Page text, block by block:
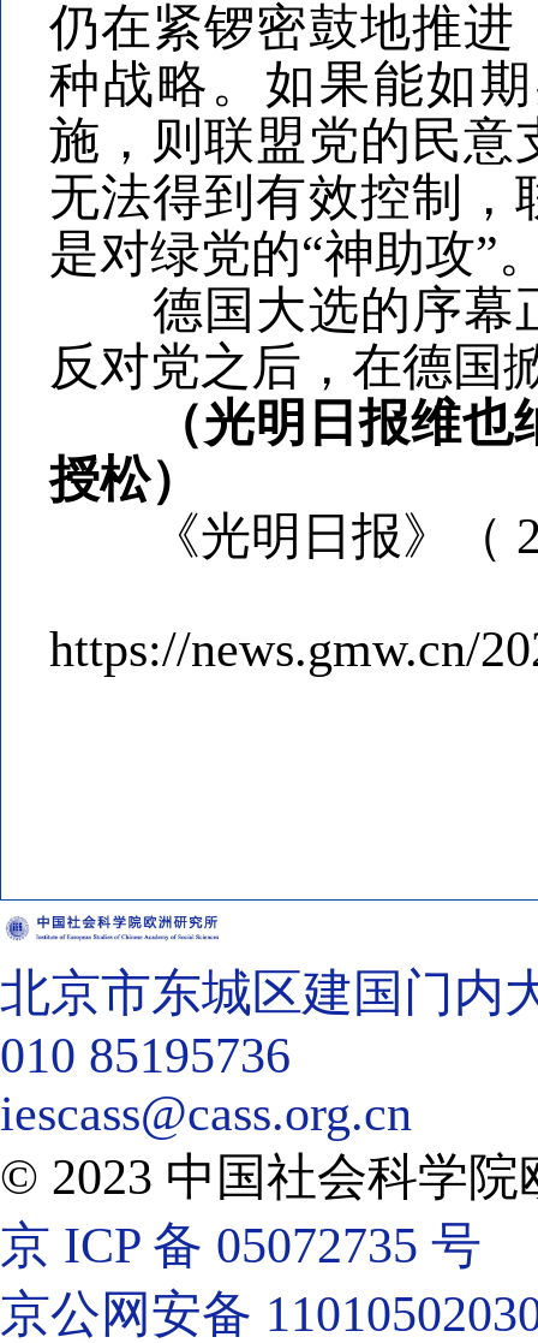
仍在紧锣密鼓地推进
种战略。如果能如
施，则联盟党的民意
无法得到有效控制，
是对绿党的“神助攻”
德国大选的序幕正
反对党之后，在德国
（光明日报维
授松）
《光明日报》（
https://news.gmw.cn/
北京市东城区建国门内
010 85195736
iescass@cass.org.cn
© 2023 中国社会科学
京 ICP 备 05072735 号
京公网安备